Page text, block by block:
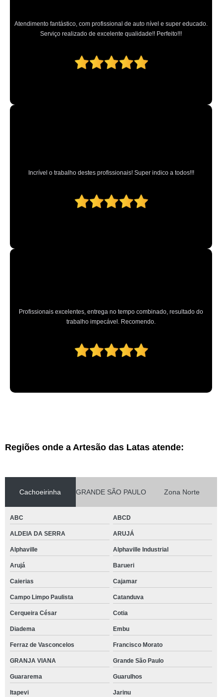
Atendimento fantástico, com profissional de auto nível e super educado.
Serviço realizado de excelente qualidade!! Perfeito!!!
Incrível o trabalho destes profissionais! Super indico a todos!!!
Profissionais excelentes, entrega no tempo combinado, resultado do
trabalho impecável. Recomendo.
Regiões onde a Artesão das Latas atende:
Cachoeirinha GRANDE SÃO PAULO Zona Norte
ABC ABCD
ALDEIA DA SERRA ARUJÁ
Alphaville Alphaville Industrial
Arujá Barueri
Caierias Cajamar
Campo Limpo Paulista Catanduva
Cerqueira César Cotia
Diadema Embu
Ferraz de Vasconcelos Francisco Morato
GRANJA VIANA Grande São Paulo
Guararema Guarulhos
Itapevi Jarinu